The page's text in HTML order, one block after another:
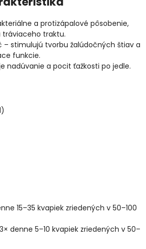
a protizápalové pôsobenie,
tráviaceho traktu.
– stimulujú tvorbu žalúdočných štiav a
funkcie.
nadúvanie a pocit ťažkosti po jedle.
15–35 kvapiek zriedených v 50–100
denne 5–10 kvapiek zriedených v 50–